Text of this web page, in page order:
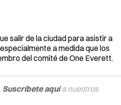
salir de la ciudad para asistir a
a medida que los
del comité de One Everett.
Suscríbete aquía nuestros